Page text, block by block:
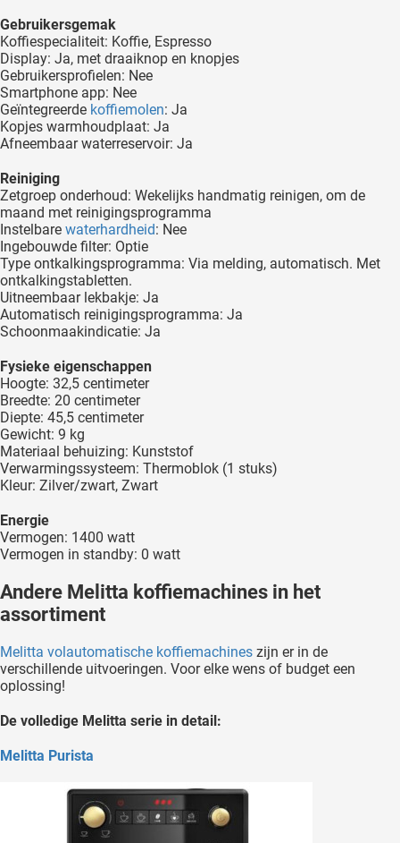
Gebruikersgemak
Koffiespecialiteit: Koffie, Espresso
Display: Ja, met draaiknop en knopjes
Gebruikersprofielen: Nee
Smartphone app: Nee
Geïntegreerde koffiemolen: Ja
Kopjes warmhoudplaat: Ja
Afneembaar waterreservoir: Ja
Reiniging
Zetgroep onderhoud: Wekelijks handmatig reinigen, om de
maand met reinigingsprogramma
Instelbare waterhardheid: Nee
Ingebouwde filter: Optie
Type ontkalkingsprogramma: Via melding, automatisch. Met
ontkalkingstabletten.
Uitneembaar lekbakje: Ja
Automatisch reinigingsprogramma: Ja
Schoonmaakindicatie: Ja
Fysieke eigenschappen
Hoogte: 32,5 centimeter
Breedte: 20 centimeter
Diepte: 45,5 centimeter
Gewicht: 9 kg
Materiaal behuizing: Kunststof
Verwarmingssysteem: Thermoblok (1 stuks)
Kleur: Zilver/zwart, Zwart
Energie
Vermogen: 1400 watt
Vermogen in standby: 0 watt
Andere Melitta koffiemachines in het
assortiment
Melitta volautomatische koffiemachines zijn er in de
verschillende uitvoeringen. Voor elke wens of budget een
oplossing!
De volledige Melitta serie in detail:
Melitta Purista